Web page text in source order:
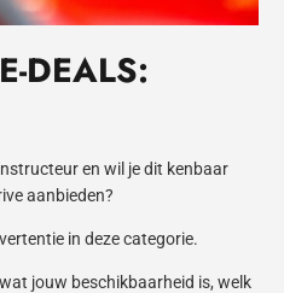
DEALS:
en wil je dit kenbaar
aanbieden?
in deze categorie.
jouw beschikbaarheid is, welk